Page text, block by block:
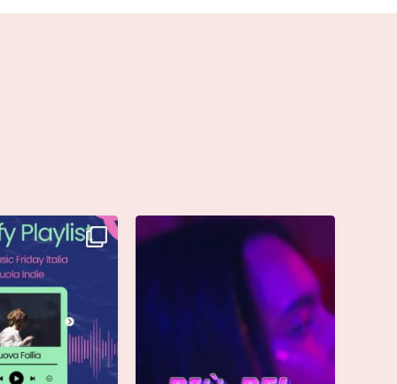
finalmente vostra e
già...
Singolo: “calamita”
Di @vinmart1n...